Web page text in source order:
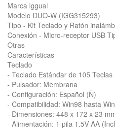
Marca iggual
Modelo DUO-W (IGG315293)
Tipo - Kit Teclado y Ratón
Conexión - Micro-receptor USB
Otras
Características
Teclado
- Teclado Estándar de 105 Teclas
- Pulsador: Membrana
- Configuración: Español (Ñ)
- Compatibilidad: Win98 hasta
- Dimensiones: 448 x 172 x 23
- Alimentación: 1 pila 1.5V AA